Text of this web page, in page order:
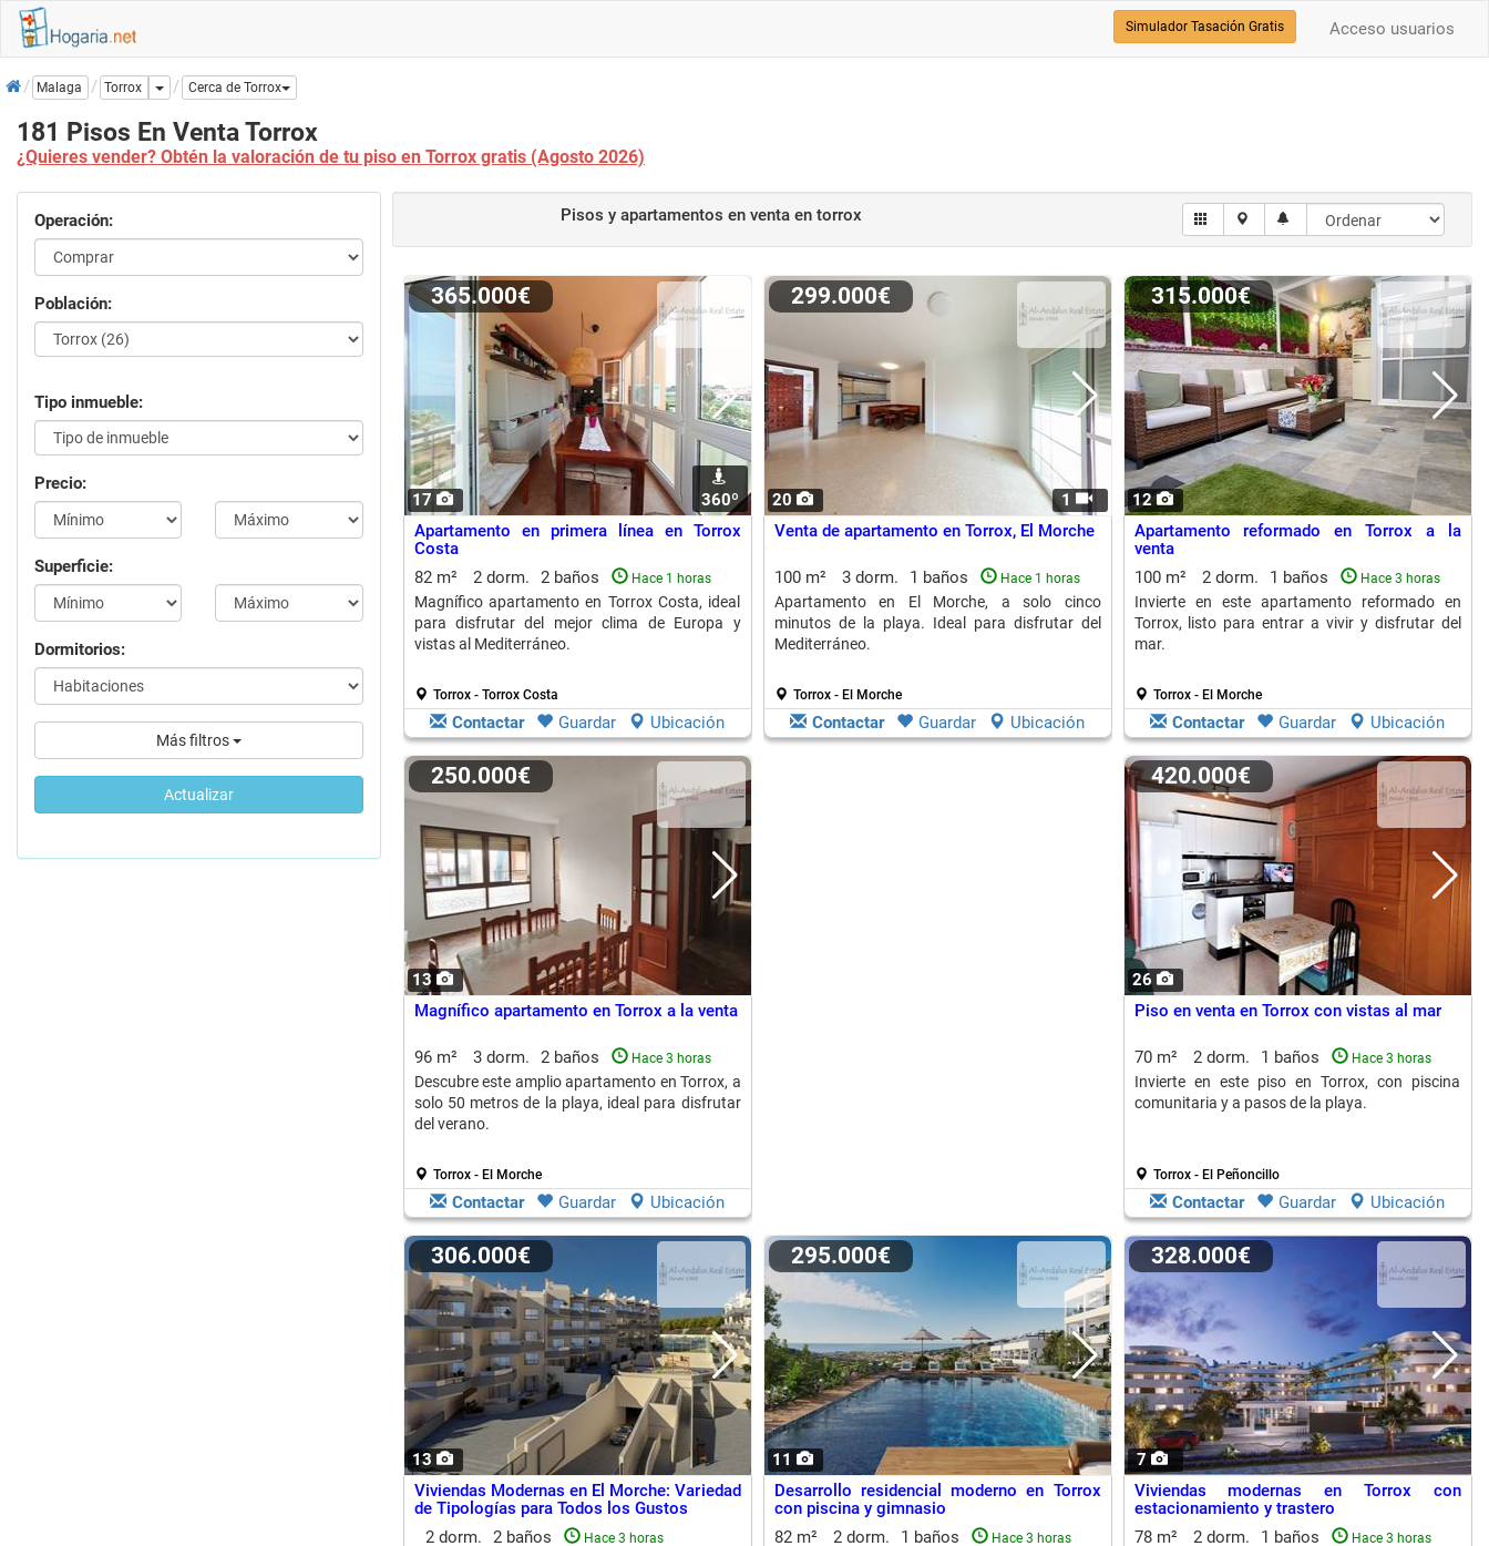
Acceso usuarios
Simulador Tasación Gratis
InicioMalaga Torrox Dropdown
Cerca de Torrox
181 Pisos En Venta Torrox
¿Quieres vender? Obtén la valoración de tu piso en Torrox gratis (Agosto 2026)
Operación:
Población:
Tipo inmueble:
Precio:
Superficie:
Dormitorios:
Más filtros
Actualizar
Pisos y apartamentos en venta en torrox
17 360º
365.000€
Apartamento en primera línea en Torrox
Costa
82 m²
2 dorm. 2 baños Hace 1 horas
Magnífico apartamento en Torrox Costa, ideal
para disfrutar del mejor clima de Europa y
vistas al Mediterráneo.
Torrox - Torrox Costa
Contactar Guardar Ubicación
20 1
299.000€
Venta de apartamento en Torrox, El Morche
100 m² 3 dorm. 1 baños Hace 1 horas
Apartamento en El Morche, a solo cinco
minutos de la playa. Ideal para disfrutar del
Mediterráneo.
Torrox - El Morche
Contactar Guardar Ubicación
12
315.000€
Apartamento reformado en Torrox a la
venta
100 m²
2 dorm. 1 baños Hace 3 horas
Invierte en este apartamento reformado en
Torrox, listo para entrar a vivir y disfrutar del
mar.
Torrox - El Morche
Contactar Guardar Ubicación
13
250.000€
Magnífico apartamento en Torrox a la venta
96 m² 3 dorm. 2 baños Hace 3 horas
Descubre este amplio apartamento en Torrox, a
solo 50 metros de la playa, ideal para disfrutar
del verano.
Torrox - El Morche
Contactar Guardar Ubicación
26
420.000€
Piso en venta en Torrox con vistas al mar
70 m² 2 dorm. 1 baños Hace 3 horas
Invierte en este piso en Torrox, con piscina
comunitaria y a pasos de la playa.
Torrox - El Peñoncillo
Contactar Guardar Ubicación
13
306.000€
Viviendas Modernas en El Morche: Variedad
de Tipologías para Todos los Gustos
2 dorm.
2 baños Hace 3 horas
11
295.000€
Desarrollo residencial moderno en Torrox
con piscina y gimnasio
82 m²
2 dorm. 1 baños Hace 3 horas
7
328.000€
Viviendas modernas en Torrox con
estacionamiento y trastero
78 m²
2 dorm. 1 baños Hace 3 horas